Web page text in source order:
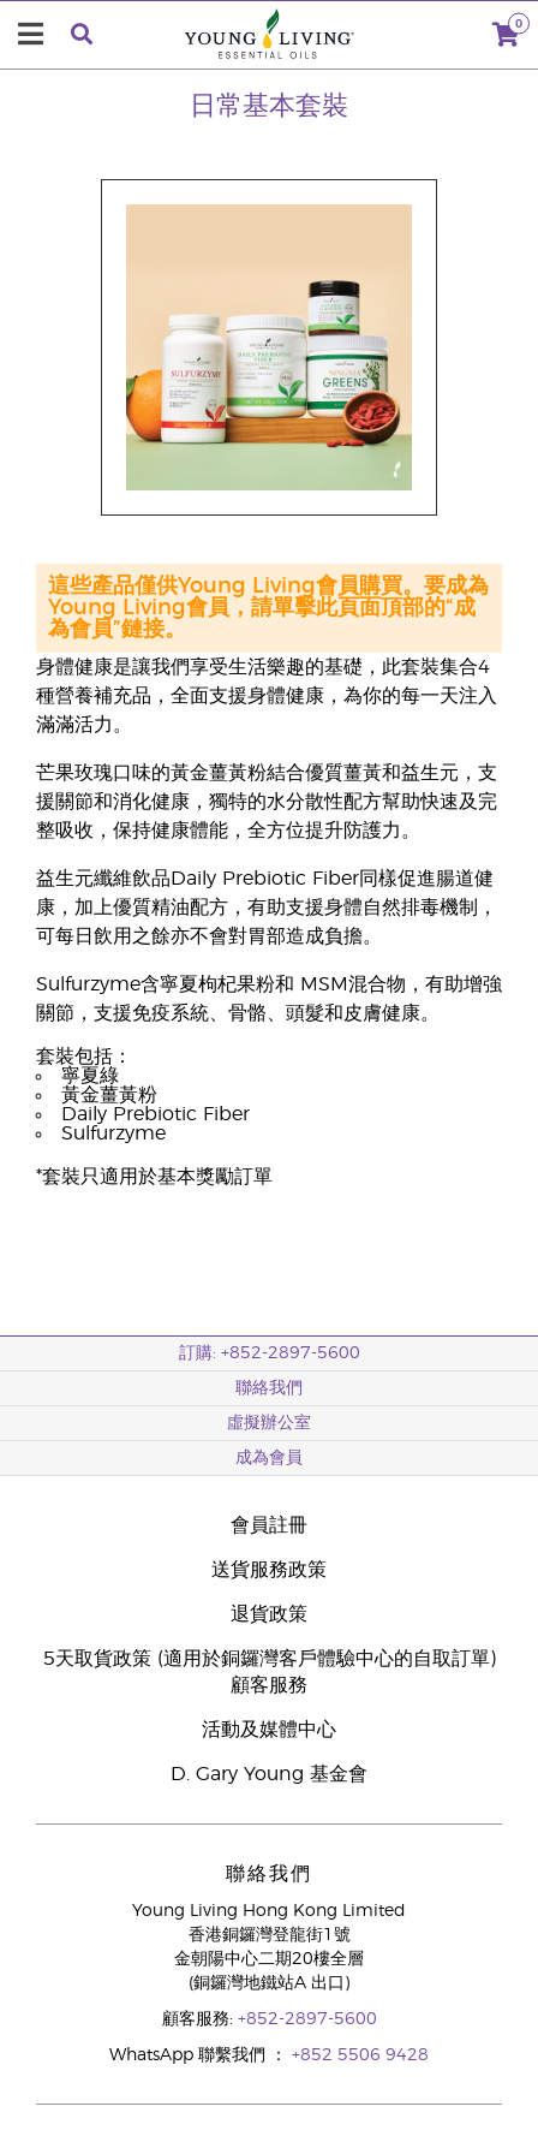
0
日常基本套裝
身體健康是讓我們享受生活樂趣的基礎，此套裝集合4
種營養補充品，全面支援身體健康，為你的每一天注入
滿滿活力。
芒果玫瑰口味的黃金薑黃粉結合優質薑黃和益生元，支
援關節和消化健康，獨特的水分散性配方幫助快速及完
整吸收，保持健康體能，全方位提升防護力。
益生元纖維飲品Daily Prebiotic Fiber同樣促進腸道健
康，加上優質精油配方，有助支援身體自然排毒機制，
可每日飲用之餘亦不會對胃部造成負擔。
Sulfurzyme含寧夏枸杞果粉和 MSM混合物，有助增強
關節，支援免疫系統、骨骼、頭髮和皮膚健康。
套裝包括：
寧夏綠
黃金薑黃粉
Daily Prebiotic Fiber
Sulfurzyme
*套裝只適用於基本獎勵訂單
這些產品僅供Young Living會員購買。要成為
Young Living會員，請單擊此頁面頂部的“成
為會員”鏈接。
訂購: +852-2897-5600
聯絡我們
虛擬辦公室
成為會員
會員註冊
送貨服務政策
退貨政策
5天取貨政策 (適用於銅鑼灣客戶體驗中心的自取訂單)
顧客服務
活動及媒體中心
D. Gary Young 基金會
聯絡我們
Young Living Hong Kong Limited
香港銅鑼灣登龍街1號
金朝陽中心二期20樓全層
(銅鑼灣地鐵站A 出口)
顧客服務: +852-2897-5600
WhatsApp 聯繫我們 ： +852 5506 9428